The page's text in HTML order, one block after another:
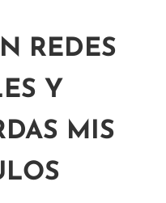
REDES
Y
MIS